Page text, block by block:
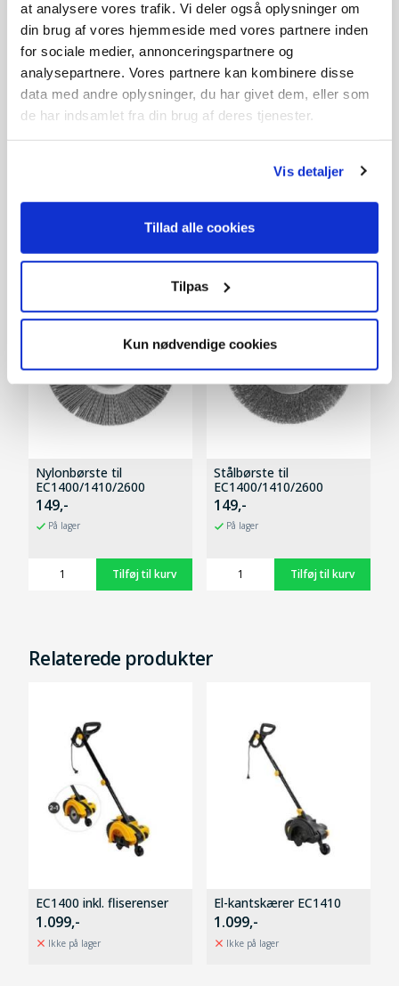
at analysere vores trafik. Vi deler også oplysninger om
din brug af vores hjemmeside med vores partnere inden
for sociale medier, annonceringspartnere og
analysepartnere. Vores partnere kan kombinere disse
data med andre oplysninger, du har givet dem, eller som
de har indsamlet fra din brug af deres tjenester.
Vis detaljer
Tillad alle cookies
Tilpas
Kun nødvendige cookies
2-takstolie 0,1 L
39,-
Tændrørsnøgle 19/21
69,-
Nylonbørste til
EC1400/1410/2600
149,-
På lager
Stålbørste til
EC1400/1410/2600
149,-
På lager
Relaterede produkter
EC1400 inkl. fliserenser
1.099,-
Ikke på lager
El-kantskærer EC1410
1.099,-
Ikke på lager